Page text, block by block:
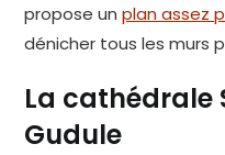
propose unplan assez
dénicher tous les murs
La
Gudule